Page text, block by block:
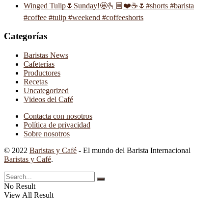
Winged Tulip🌷Sunday!🤩🫰🏼❤️☕️🌷#shorts #barista
#coffee #tulip #weekend #coffeeshorts
Categorías
Baristas News
Cafeterías
Productores
Recetas
Uncategorized
Videos del Café
Contacta con nosotros
Política de privacidad
Sobre nosotros
© 2022 Baristas y Café - El mundo del Barista Internacional
Baristas y Café.
No Result
View All Result